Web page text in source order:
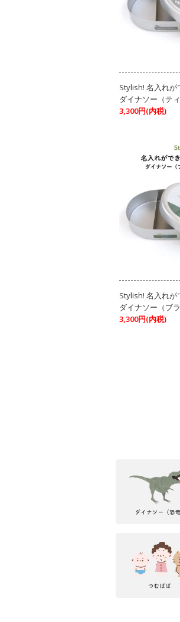
Stylish! 名入れ
ダイナソー（テ
3,300円(内税)
Stylish! 名入れ
ダイナソー（ブ
3,300円(内税)